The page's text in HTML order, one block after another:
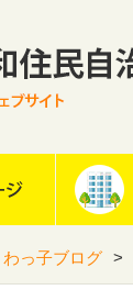
わっ子ブログ